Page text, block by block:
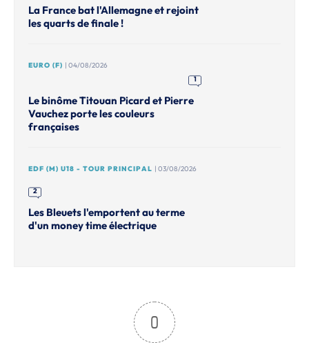
La France bat l'Allemagne et rejoint
les quarts de finale !
EURO (F) | 04/08/2026
1
Le binôme Titouan Picard et Pierre
Vauchez porte les couleurs
françaises
EDF (M) U18 - TOUR PRINCIPAL | 03/08/2026
2
Les Bleuets l'emportent au terme
d'un money time électrique
0